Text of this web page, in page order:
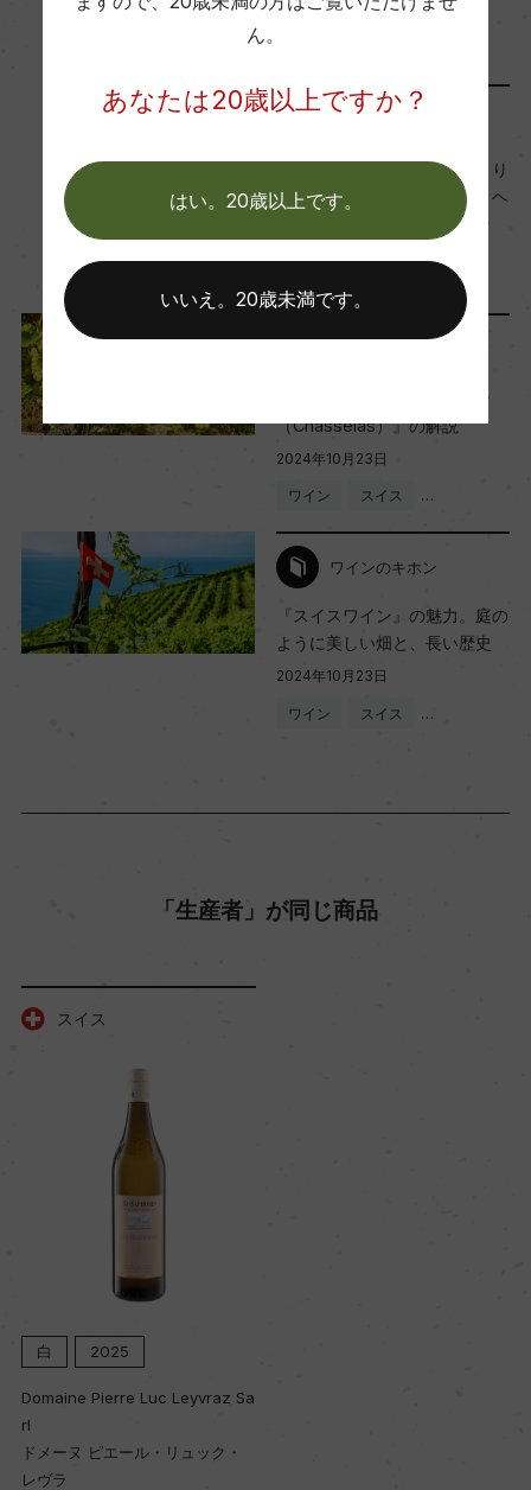
熟成：ステンレスタンクにて8か月
30000
平均収量
52hl/ha
粘土石灰質
12
キャップの仕様
2024年11月1日
リリース情報
新規取り扱い国「スイス」より
「ヴァイングート・ロマン・ヘ
ルマン」「ピエール・リュッ
スイスの伝統品種『シャスラ
（Chasselas）』の解説
2024年10月23日
ワイン スイス …
ワインのキホン
『スイスワイン』の魅力。庭の
ように美しい畑と、長い歴史
2024年10月23日
ワイン スイス …
「生産者」が同じ商品
スイス
白 2025
Domaine Pierre Luc Leyvraz Sa
rl
ドメーヌ ピエール・リュック・
レヴラ
ん。
あなたは20歳以上ですか？
はい。20歳以上です。
いいえ。20歳未満です。